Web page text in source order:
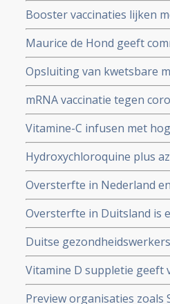
Booster vaccinaties lijken
en waarschuwt voor
Maurice de Hond geeft
Kuipers en verhoor van
genadeloze analyse
Opsluiting van kwetsbare
de slechtst mogelijke
mRNA vaccinatie tegen
natuurlijke infectie met
Vitamine-C infusen met
besmet met het corona
Studie.
Hydroxychloroquine plus
coronavirus besmetting
Belgische studie
Oversterfte in Nederland
Oversterfte in Duitsland is
peer reviewed studie en
Duitse
coronavirus - Covid-19
en derde vaccinatierondes
Vitamine D suppletie geeft
coronavirus - Covid-19 en
analyse zien van alle
Preview organisaties zoals